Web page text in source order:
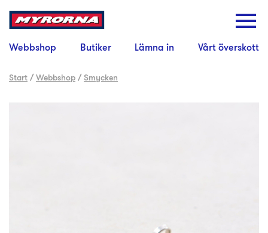
Webbshop Butiker Lämna in Vårt överskott
Start /Webbshop /Smycken